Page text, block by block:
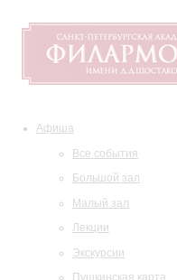
Афиша
Все события
Большой зал
Малый зал
Лекции
Экскурсии
Пушкинская карта